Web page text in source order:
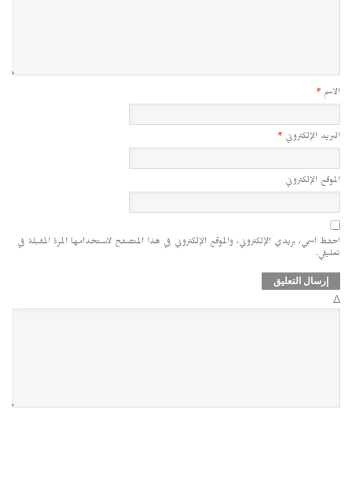
الاسم *
البريد الإلكتروني *
الموقع الإلكتروني
احفظ اسمي، بريدي الإلكتروني، والموقع الإلكتروني في هذا المتصفح لاستخدامها المرة المقبلة في
تعليقي.
Δ